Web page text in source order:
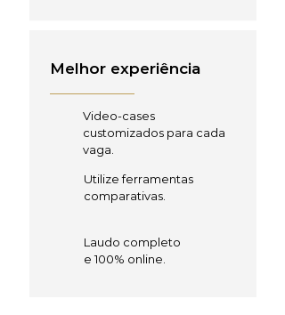
Melhor experiência
Video-cases
customizados para cada
vaga.
Utilize ferramentas
comparativas.
Laudo completo
e 100% online.